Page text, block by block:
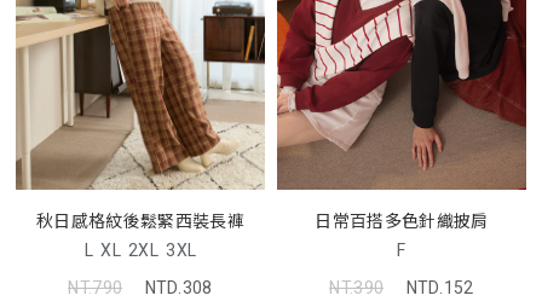
秋日感格紋後鬆緊西裝長褲
L XL 2XL 3XL
NT.790
NTD.308
日常百搭多色針織披肩
F
NT.390
NTD.152